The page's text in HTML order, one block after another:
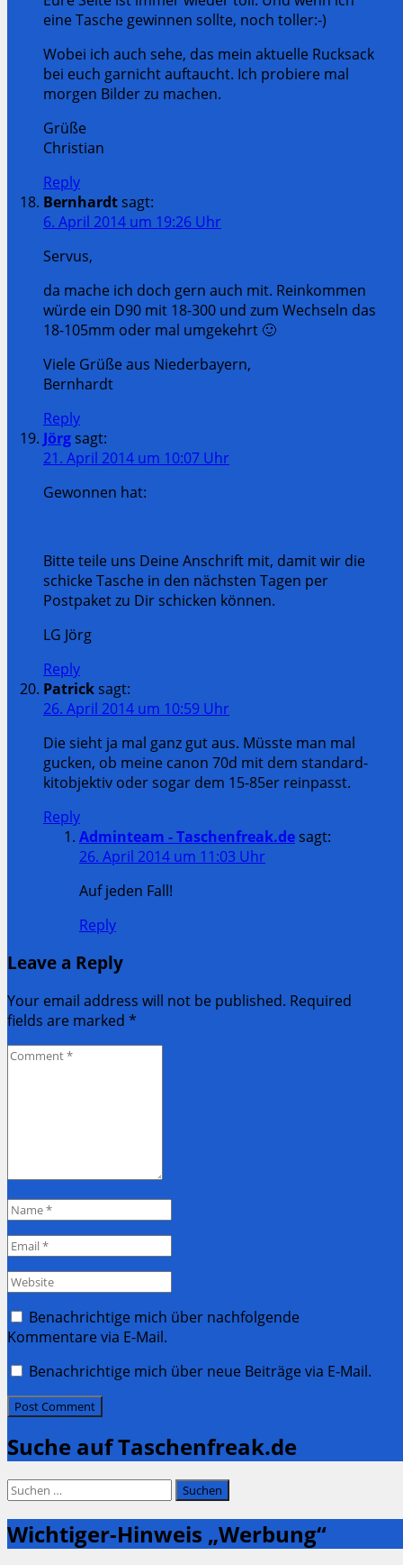
eine Tasche gewinnen sollte, noch toller:-)
Wobei ich auch sehe, das mein aktuelle Rucksack
bei euch garnicht auftaucht. Ich probiere mal
morgen Bilder zu machen.
Grüße
Christian
Reply
Bernhardtsagt:
6. April 2014 um 19:26 Uhr
Servus,
da mache ich doch gern auch mit. Reinkommen
würde ein D90 mit 18-300 und zum Wechseln das
18-105mm oder mal umgekehrt 🙂
Viele Grüße aus Niederbayern,
Bernhardt
Reply
Jörgsagt:
21. April 2014 um 10:07 Uhr
Gewonnen hat:
Bitte teile uns Deine Anschrift mit, damit wir die
schicke Tasche in den nächsten Tagen per
Postpaket zu Dir schicken können.
LG Jörg
Reply
Patricksagt:
26. April 2014 um 10:59 Uhr
Die sieht ja mal ganz gut aus. Müsste man mal
gucken, ob meine canon 70d mit dem standard-
kitobjektiv oder sogar dem 15-85er reinpasst.
Reply
Adminteam - Taschenfreak.desagt:
26. April 2014 um 11:03 Uhr
Auf jeden Fall!
Reply
Leave a Reply
Your email address will not be published. Required
fields are marked *
Comment
Name
Email
Website
Benachrichtige mich über nachfolgende
Kommentare via E-Mail.
Benachrichtige mich über neue Beiträge via E-Mail.
Suche auf Taschenfreak.de
Suchen
Wichtiger-Hinweis „Werbung“